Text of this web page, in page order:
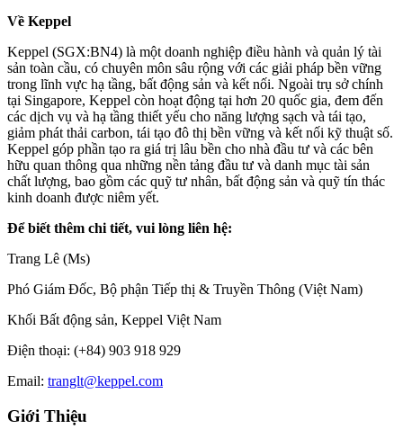
Về Keppel
Keppel (SGX:BN4) là một doanh nghiệp điều hành và quản lý tài
sản toàn cầu, có chuyên môn sâu rộng với các giải pháp bền vững
trong lĩnh vực hạ tầng, bất động sản và kết nối. Ngoài trụ sở chính
tại Singapore, Keppel còn hoạt động tại hơn 20 quốc gia, đem đến
các dịch vụ và hạ tầng thiết yếu cho năng lượng sạch và tái tạo,
giảm phát thải carbon, tái tạo đô thị bền vững và kết nối kỹ thuật số.
Keppel góp phần tạo ra giá trị lâu bền cho nhà đầu tư và các bên
hữu quan thông qua những nền tảng đầu tư và danh mục tài sản
chất lượng, bao gồm các quỹ tư nhân, bất động sản và quỹ tín thác
kinh doanh được niêm yết.
Để biết thêm chi tiết, vui lòng liên hệ:
Trang Lê (Ms)
Phó Giám Đốc, Bộ phận Tiếp thị & Truyền Thông (Việt Nam)
Khối Bất động sản, Keppel Việt Nam
Điện thoại: (+84) 903 918 929
Email: tranglt@keppel.com
Giới Thiệu